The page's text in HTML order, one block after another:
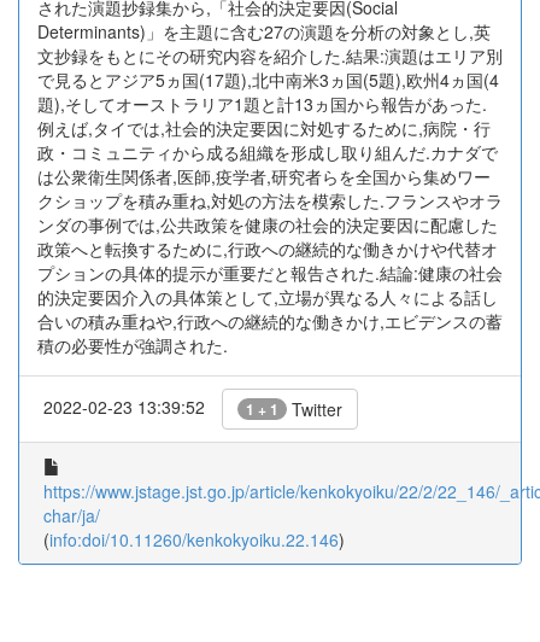
された演題抄録集から,「社会的決定要因(Social
Determinants)」を主題に含む27の演題を分析の対象とし,英
文抄録をもとにその研究内容を紹介した.結果:演題はエリア別
で見るとアジア5ヵ国(17題),北中南米3ヵ国(5題),欧州4ヵ国(4
題),そしてオーストラリア1題と計13ヵ国から報告があった.
例えば,タイでは,社会的決定要因に対処するために,病院・行
政・コミュニティから成る組織を形成し取り組んだ.カナダで
は公衆衛生関係者,医師,疫学者,研究者らを全国から集めワー
クショップを積み重ね,対処の方法を模索した.フランスやオラ
ンダの事例では,公共政策を健康の社会的決定要因に配慮した
政策へと転換するために,行政への継続的な働きかけや代替オ
プションの具体的提示が重要だと報告された.結論:健康の社会
的決定要因介入の具体策として,立場が異なる人々による話し
合いの積み重ねや,行政への継続的な働きかけ,エビデンスの蓄
積の必要性が強調された.
2022-02-23 13:39:52 1 + 1 Twitter
https://www.jstage.jst.go.jp/article/kenkokyoiku/22/2/22_146/
char/ja/
(info:doi/10.11260/kenkokyoiku.22.146)